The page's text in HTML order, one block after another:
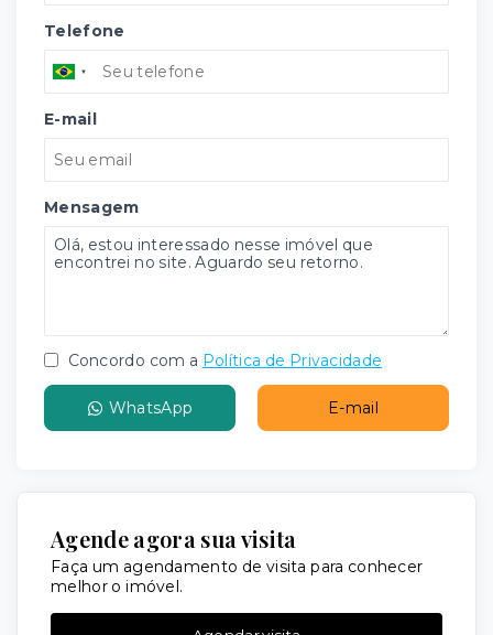
Telefone
E-mail
Mensagem
Concordo com a Política de Privacidade
WhatsApp E-mail
Agende agora sua visita
Faça um agendamento de visita para conhecer
melhor o imóvel.